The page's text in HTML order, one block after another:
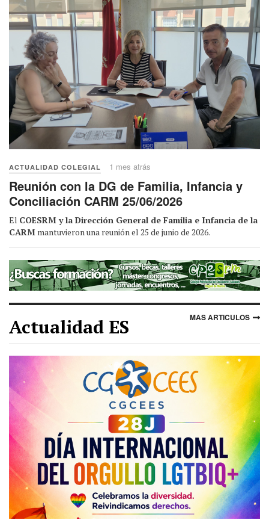
ACTUALIDAD COLEGIAL 1 mes atrás
Reunión con la DG de Familia, Infancia y
Conciliación CARM 25/06/2026
El COESRM y la Dirección General de Familia e Infancia de la
CARM mantuvieron una reunión el 25 de junio de 2026.
Actualidad ES MAS ARTICULOS